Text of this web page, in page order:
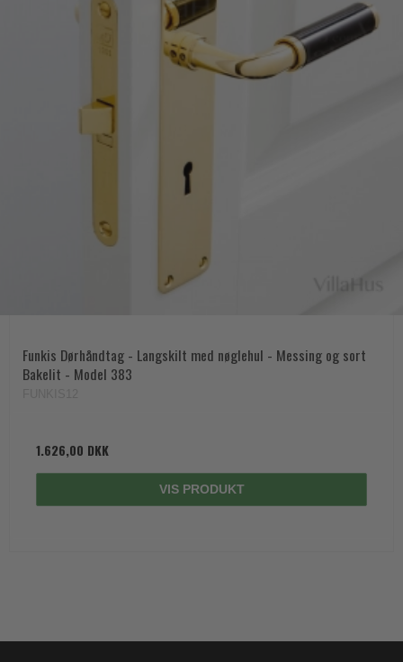
Funkis Dørhåndtag - Langskilt med nøglehul - Messing og sort
Bakelit - Model 383
1.626,00 DKK
VIS PRODUKT